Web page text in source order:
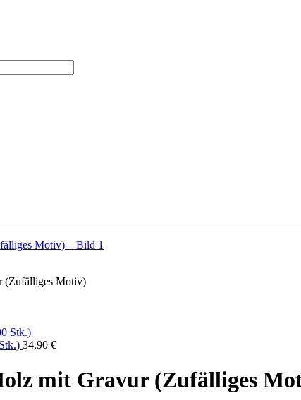
(Zufälliges Motiv)
34,90 €
mit Gravur (Zufälliges